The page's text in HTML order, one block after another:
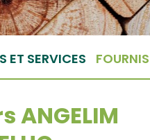
ET SERVICES
ANGELIM